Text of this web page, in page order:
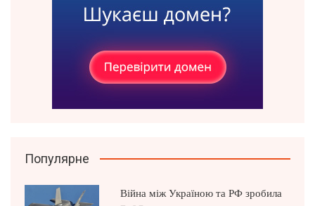
Популярне
Війна між Україною та РФ зробила